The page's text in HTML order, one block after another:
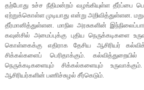
தற்போது உச்ச நீதிமன்றம் வழங்கியுள்ள தீர்ப்பை
ஏற்றுக்கொள்ள முடியாது என்று அறிவித்துள்ளன.
தீர்மானித்துள்ளன. மாநில அரசுகளின்
கவுன்சில் அமைப்புக்கு புதிய நெருக்கடிகளை
கொள்கைக்கு எதிராக தேசிய ஆசிரியர் கல்விக்
சிக்கல்களைப் பெரிதாக்கும்.
நெருக்கடிகளையும் சிக்கல்களையும்
ஆசிரியர்களின் பணிச்சுழல் சீர்கெடும்.